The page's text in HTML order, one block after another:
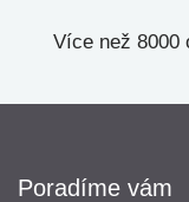
Více než 8000
Poradíme vám